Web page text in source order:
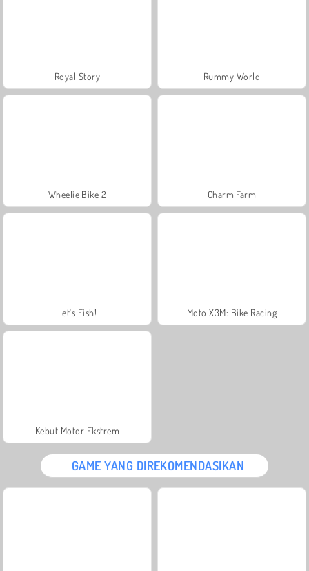
Royal Story Rummy World
Wheelie Bike 2 Charm Farm
Let's Fish! Moto X3M: Bike Racing
Kebut Motor Ekstrem
GAME YANG DIREKOMENDASIKAN